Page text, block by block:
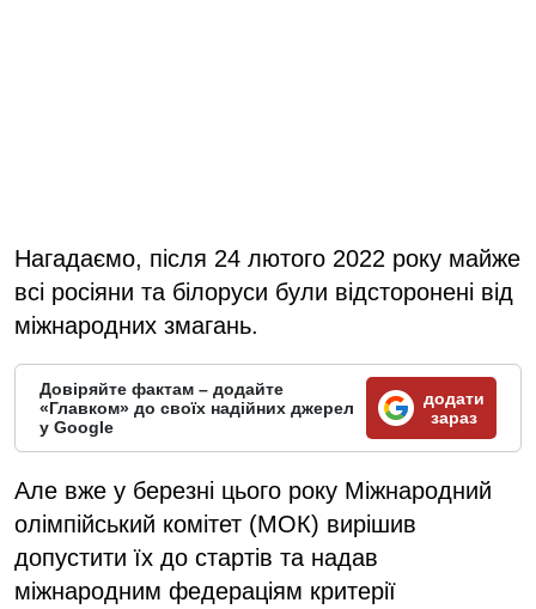
Нагадаємо, після 24 лютого 2022 року майже
всі росіяни та білоруси були відсторонені від
міжнародних змагань.
Довіряйте фактам – додайте
«Главком» до своїх надійних джерел
у Google
додати
зараз
Але вже у березні цього року Міжнародний
олімпійський комітет (МОК) вирішив
допустити їх до стартів та надав
міжнародним федераціям критерії